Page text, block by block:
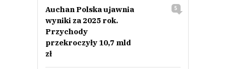
Auchan Polska ujawnia
wyniki za 2025 rok.
Przychody
przekroczyły 10,7 mld
zł
5